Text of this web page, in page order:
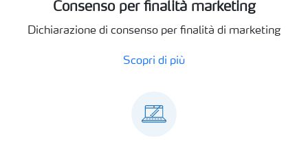
Consenso per finalità marketing
Dichiarazione di consenso per finalità di marketing
Scopri di più